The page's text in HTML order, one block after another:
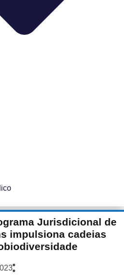
Jurisdicional de
impulsiona cadeias